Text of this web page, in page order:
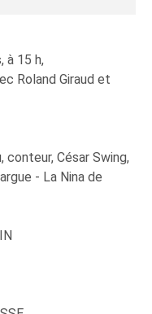
à 15 h,
Roland Giraud et
conteur, César Swing,
- La Nina de